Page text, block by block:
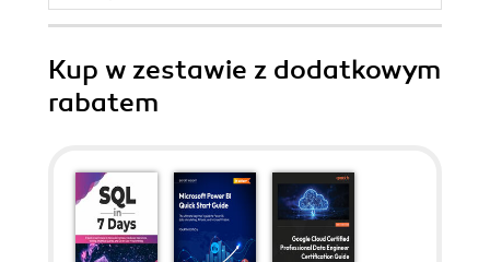
Kup w zestawie z dodatkowym
rabatem